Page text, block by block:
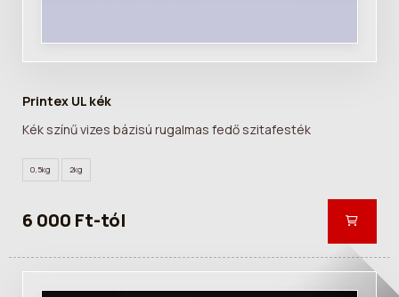
Printex UL kék
Kék színű vizes bázisú rugalmas fedő szitafesték
0,5kg 2kg
6 000 Ft-tól